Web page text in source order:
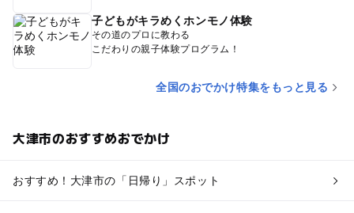
子どもがキラめくホンモノ体験
その道のプロに教わる
こだわりの親子体験プログラム！
全国のおでかけ特集をもっと見る
大津市のおすすめおでかけ
おすすめ！大津市の「日帰り」スポット